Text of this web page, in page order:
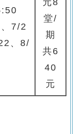
7/2
、8/
元8
堂/
期
共6
40
元